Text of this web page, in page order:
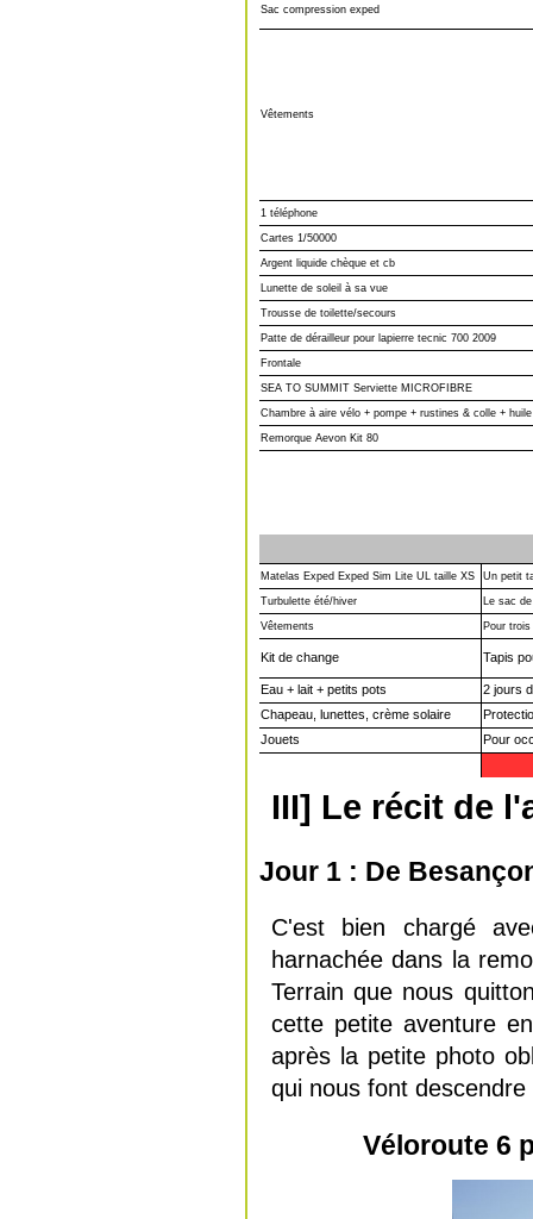
Sac compression exped
Vêtements
1 téléphone
Cartes 1/50000
Argent liquide chèque et cb
Lunette de soleil à sa vue
Trousse de toilette/secours
Patte de dérailleur pour lapierre tecnic 700 2009
Frontale
SEA TO SUMMIT Serviette MICROFIBRE
Chambre à aire vélo + pompe + rustines & colle + huile
Remorque Aevon Kit 80
Matelas Exped Exped Sim Lite UL taille XS Un petit
Turbulette été/hiver Le sac
Vêtements Pour
Kit de change Tapis
Eau + lait + petits pots
2 jours
Chapeau, lunettes, crème solaire
Jouets
Pour
III] Le récit de
Jour 1 : De
C'est bien chargé
harnachée dans la
Terrain que nous
cette petite aventure
après la petite photo
qui nous font
Véloroute 6